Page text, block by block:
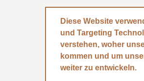
Diese Website
und Targeting
verstehen, woher
kommen und um
weiter zu entwickeln.
INSTAGRAM